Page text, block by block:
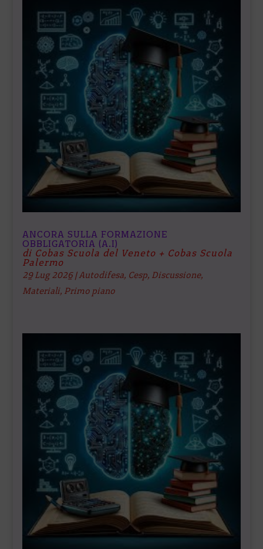
ANCORA SULLA FORMAZIONE
OBBLIGATORIA (A.I)
di Cobas Scuola del Veneto + Cobas Scuola
Palermo
29 Lug 2026|Autodifesa, Cesp, Discussione,
Materiali, Primo piano